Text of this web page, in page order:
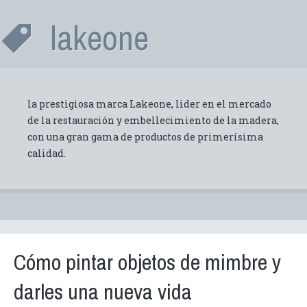
lakeone
la prestigiosa marca Lakeone, lider en el mercado
de la restauración y embellecimiento de la madera,
con una gran gama de productos de primerísima
calidad.
Cómo pintar objetos de mimbre y
darles una nueva vida